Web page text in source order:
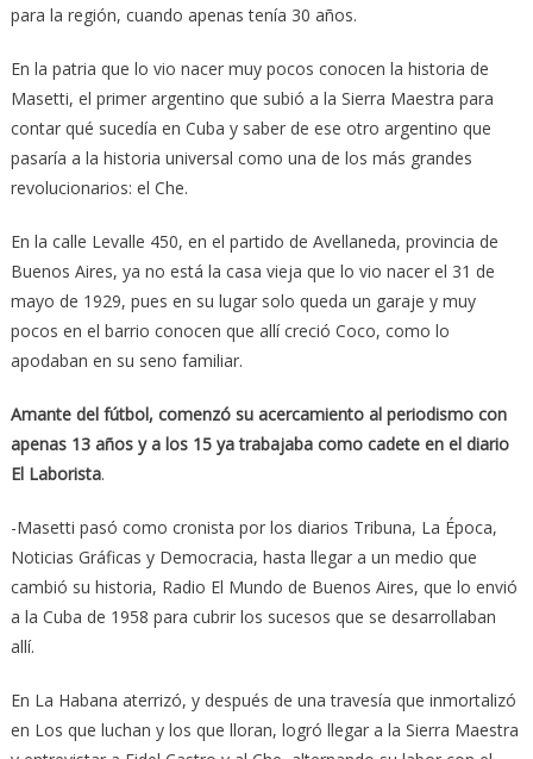
para la región, cuando apenas tenía 30 años.
En la patria que lo vio nacer muy pocos conocen la historia de
Masetti, el primer argentino que subió a la Sierra Maestra para
contar qué sucedía en Cuba y saber de ese otro argentino que
pasaría a la historia universal como una de los más grandes
revolucionarios: el Che.
En la calle Levalle 450, en el partido de Avellaneda, provincia de
Buenos Aires, ya no está la casa vieja que lo vio nacer el 31 de
mayo de 1929, pues en su lugar solo queda un garaje y muy
pocos en el barrio conocen que allí creció Coco, como lo
apodaban en su seno familiar.
Amante del fútbol, comenzó su acercamiento al periodismo con
apenas 13 años y a los 15 ya trabajaba como cadete en el diario
El Laborista.
-Masetti pasó como cronista por los diarios Tribuna, La Época,
Noticias Gráficas y Democracia, hasta llegar a un medio que
cambió su historia, Radio El Mundo de Buenos Aires, que lo envió
a la Cuba de 1958 para cubrir los sucesos que se desarrollaban
allí.
En La Habana aterrizó, y después de una travesía que inmortalizó
en Los que luchan y los que lloran, logró llegar a la Sierra Maestra